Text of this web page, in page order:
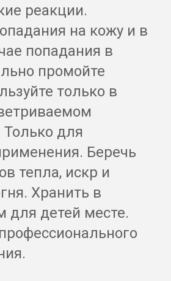
реакции.
на кожу и в
попадания в
промойте
только в
для
Беречь
тепла, искр и
Хранить в
для детей месте.